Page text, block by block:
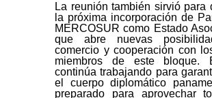
La reunión también sirvió para
la próxima incorporación de
MERCOSUR como Estado
que abre nuevas
comercio y cooperación con
miembros de este bloque.
continúa trabajando para
el cuerpo diplomático
preparado para aprovechar